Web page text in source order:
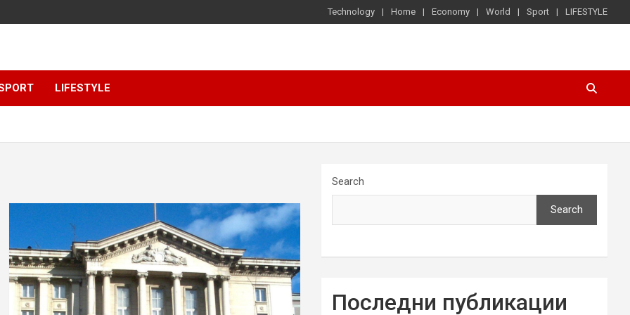
Technology Home Economy World Sport LIFESTYLE
LIFESTYLE
Search
Search
Последни публикации